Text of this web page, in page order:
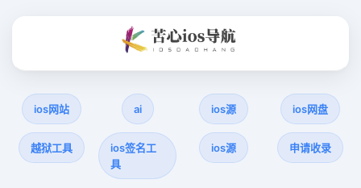
ios网站 ai ios源 ios网盘
越狱工具
ios签名工
具
ios源 申请收录